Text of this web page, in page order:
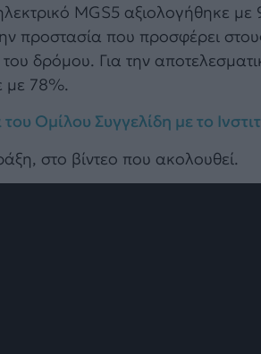
MGS5 αξιολογήθηκε
προστασία που προσφέρει
δρόμου. Για την
με 78%.
Ομίλου Συγγελίδη με το
στο βίντεο που ακολουθεί.